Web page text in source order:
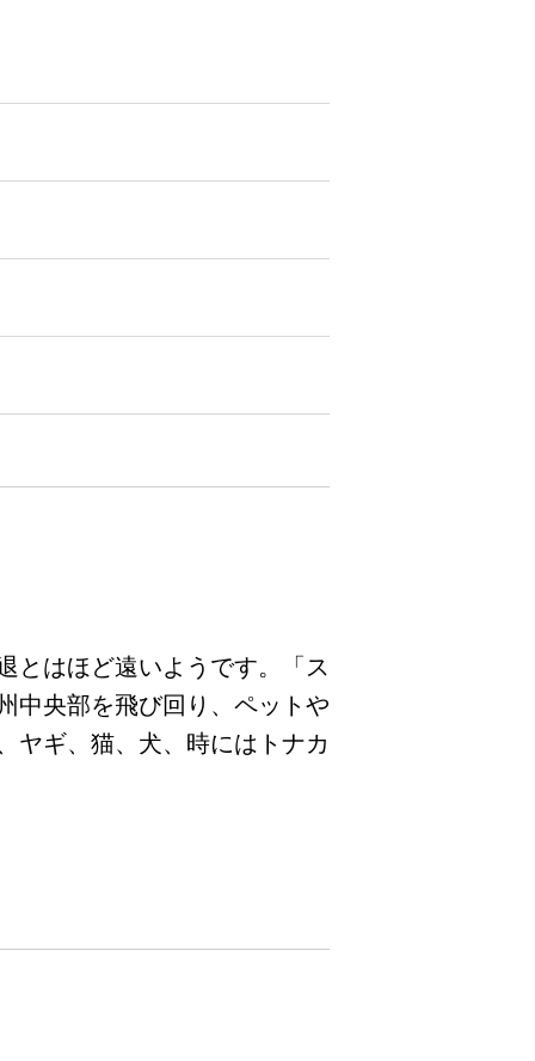
とはほど遠いようです。「ス
中央部を飛び回り、ペットや
ヤギ、猫、犬、時にはトナカ